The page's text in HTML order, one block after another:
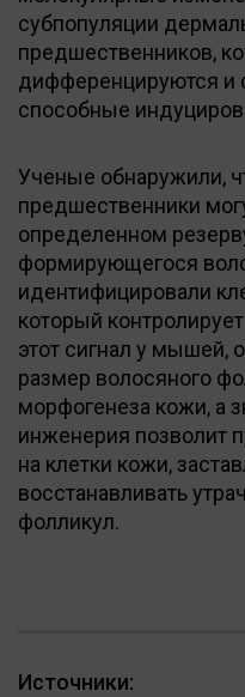
субпопуляции
предшественников,
дифференцируются и
способные
Ученые обнаружили,
предшественники
определенном
формирующегося
идентифицировали
который
этот сигнал у мышей,
размер волосяного
морфогенеза кожи, а
инженерия позволит
на клетки кожи,
восстанавливать
фолликул.
Источники: